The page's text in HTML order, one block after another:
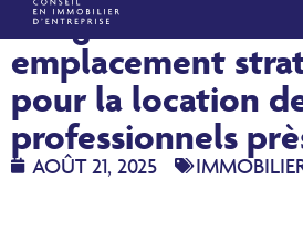
Marguerittes : un
emplacement
pour la location
professionnels
AOÛT 21, 2025